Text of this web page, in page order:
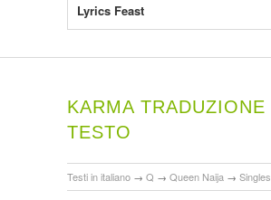
Lyrics Feast
KARMA TRADUZIONE
TESTO
Testi in italiano → Q → Queen Naija → Singles